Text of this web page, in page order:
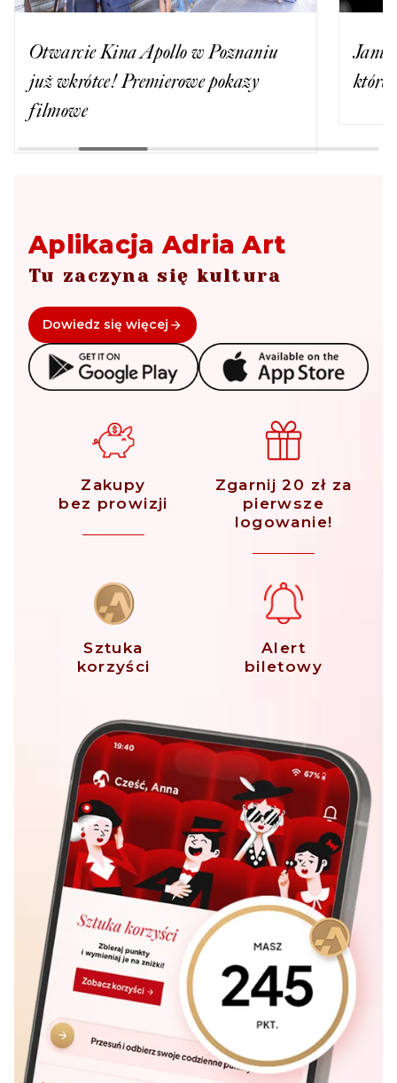
Otwarcie Kina Apollo w Poznaniu
już wkrótce! Premierowe pokazy
filmowe
które
Aplikacja Adria Art
Tu zaczyna się kultura
Dowiedz się więcej
Zakupy
bez prowizji
Zgarnij 20 zł za
pierwsze
logowanie!
Sztuka
korzyści
Alert
biletowy